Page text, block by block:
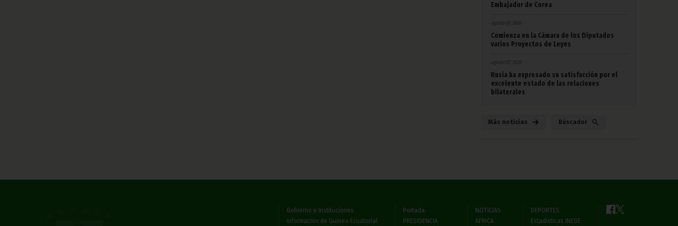
Embajador de Corea
agosto 07, 2026
Comienza en la Cámara de los Diputados
varios Proyectos de Leyes
agosto 07, 2026
Rusia ha expresado su satisfacción por el
excelente estado de las relaciones
bilaterales
Más noticias Búscador
Gobierno e Instituciones
Información de Guinea Ecuatorial
Portada
PRESIDENCIA
NOTICIAS
ÁFRICA
DEPORTES
Estadísticas INEGE